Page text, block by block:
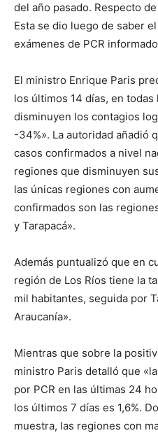
del año pasado. Respecto
Esta se dio luego de saber
exámenes de PCR
El ministro Enrique Paris
los últimos 14 días, en
disminuyen los contagios
-34%». La autoridad añadió
casos confirmados a nivel
regiones que disminuyen
las únicas regiones con
confirmados son las
y Tarapacá».
Además puntualizó que en
región de Los Ríos tiene la
mil habitantes, seguida por
Araucanía».
Mientras que sobre la
ministro Paris detalló que
por PCR en las últimas 24
los últimos 7 días es 1,6%.
muestra, las regiones con